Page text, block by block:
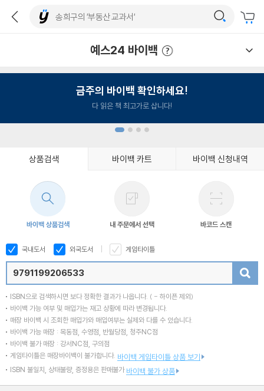
예스24 바이백
금주의 바이백 확인하세요!
다 읽은 책 최고가로 삽니다!
상품검색 바이백 카트 바이백 신청내역
바이백 상품검색 내 주문에서 선택 바코드 스캔
국내도서 외국도서 게임타이틀
ISBN으로 검색하시면 보다 정확한 결과가 나옵니다. ( - 하이픈 제외)
바이백 가능 여부 및 매입가는 재고 상황에 따라 변경됩니다.
매장 바이백 시 조회한 매입가와 매입여부는 실제와 다를 수 있습니다.
바이백 가능 매장 : 목동점, 수영점, 반월당점, 청주NC점
바이백 불가 매장 : 강서NC점, 구의점
게임타이틀은 매장바이백이 불가합니다. 바이백 게임타이틀 상품 보기
ISBN 불일치, 상태불량, 증정용은 판매불가 바이백 불가 상품